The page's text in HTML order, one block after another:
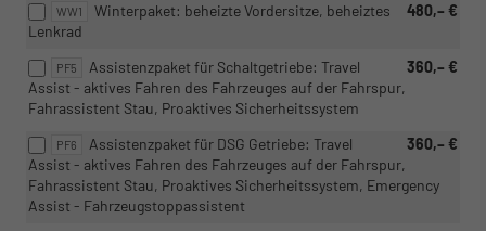
WW1 480,– €
Winterpaket: beheizte Vordersitze, beheiztes
Lenkrad
PF5 360,– €
Assistenzpaket für Schaltgetriebe: Travel
Assist - aktives Fahren des Fahrzeuges auf der Fahrspur,
Fahrassistent Stau, Proaktives Sicherheitssystem
PF6 360,– €
Assistenzpaket für DSG Getriebe: Travel
Assist - aktives Fahren des Fahrzeuges auf der Fahrspur,
Fahrassistent Stau, Proaktives Sicherheitssystem, Emergency
Assist - Fahrzeugstoppassistent